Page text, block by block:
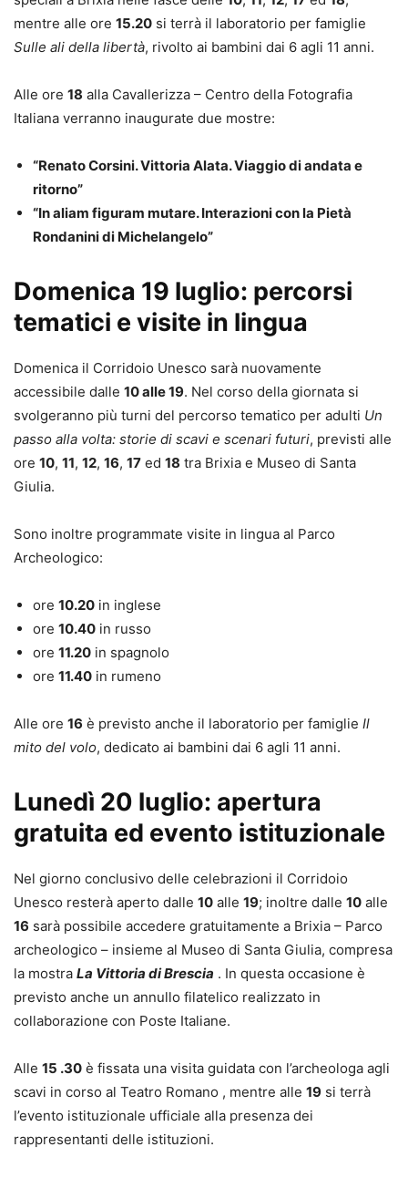
mentre alle ore 15.20 si terrà il laboratorio per famiglie
Sulle ali della libertà, rivolto ai bambini dai 6 agli 11 anni.
Alle ore 18 alla Cavallerizza – Centro della Fotografia
Italiana verranno inaugurate due mostre:
“Renato Corsini. Vittoria Alata. Viaggio di andata e
ritorno”
“In aliam figuram mutare. Interazioni con la Pietà
Rondanini di Michelangelo”
Domenica 19 luglio: percorsi
tematici e visite in lingua
Domenica il Corridoio Unesco sarà nuovamente
accessibile dalle 10 alle 19. Nel corso della giornata si
svolgeranno più turni del percorso tematico per adulti Un
passo alla volta: storie di scavi e scenari futuri, previsti alle
ore 10, 11, 12, 16, 17 ed 18 tra Brixia e Museo di Santa
Giulia.
Sono inoltre programmate visite in lingua al Parco
Archeologico:
ore 10.20 in inglese
ore 10.40 in russo
ore 11.20 in spagnolo
ore 11.40 in rumeno
Alle ore 16 è previsto anche il laboratorio per famiglie Il
mito del volo, dedicato ai bambini dai 6 agli 11 anni.
Lunedì 20 luglio: apertura
gratuita ed evento istituzionale
Nel giorno conclusivo delle celebrazioni il Corridoio
Unesco resterà aperto dalle 10 alle 19; inoltre dalle 10 alle
16 sarà possibile accedere gratuitamente a Brixia – Parco
archeologico – insieme al Museo di Santa Giulia, compresa
la mostra La Vittoria di Brescia . In questa occasione è
previsto anche un annullo filatelico realizzato in
collaborazione con Poste Italiane.
Alle 15 .30 è fissata una visita guidata con l’archeologa agli
scavi in corso al Teatro Romano , mentre alle 19 si terrà
l’evento istituzionale ufficiale alla presenza dei
rappresentanti delle istituzioni.